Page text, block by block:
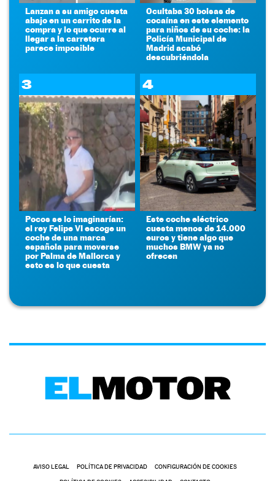
Lanzan a su amigo cuesta
abajo en un carrito de la
compra y lo que ocurre al
llegar a la carretera
parece imposible
Ocultaba 30 bolsas de
cocaína en este elemento
para niños de su coche: la
Policía Municipal de
Madrid acabó
descubriéndola
3
Pocos se lo imaginarían:
el rey Felipe VI escoge un
coche de una marca
española para moverse
por Palma de Mallorca y
esto es lo que cuesta
4
Este coche eléctrico
cuesta menos de 14.000
euros y tiene algo que
muchos BMW ya no
ofrecen
AVISO LEGAL POLÍTICA DE PRIVACIDAD CONFIGURACIÓN DE COOKIES